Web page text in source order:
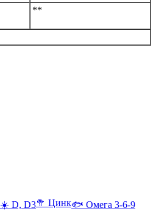
**
☀️ D, D3🥦 Цинк🐟 Омега 3-6-9